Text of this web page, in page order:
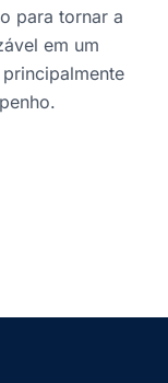
para tornar a
em um